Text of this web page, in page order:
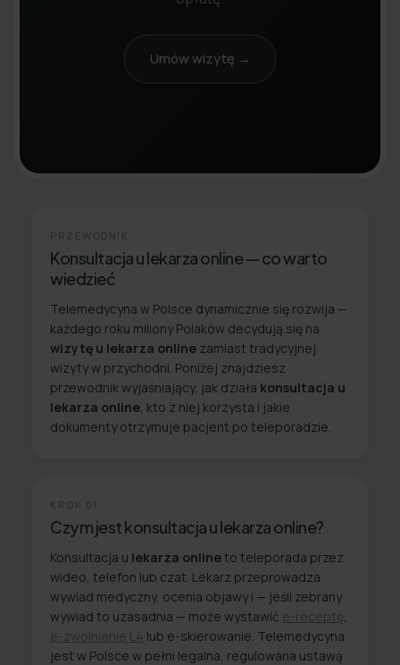
Umów wizytę →
PRZEWODNIK
Konsultacja u lekarza online — co warto
wiedzieć
Telemedycyna w Polsce dynamicznie się rozwija —
każdego roku miliony Polaków decydują się na
wizytę u lekarza online zamiast tradycyjnej
wizyty w przychodni. Poniżej znajdziesz
przewodnik wyjaśniający, jak działa konsultacja u
lekarza online , kto z niej korzysta i jakie
dokumenty otrzymuje pacjent po teleporadzie.
KROK 01
Czym jest konsultacja u lekarza online?
Konsultacja u lekarza onlineto teleporada przez
wideo, telefon lub czat. Lekarz przeprowadza
wywiad medyczny, ocenia objawy i — jeśli zebrany
wywiad to uzasadnia — może wystawić e-receptę
e-zwolnienie L4 lub e-skierowanie. Telemedycyna
jest w Polsce w pełni legalna, regulowana ustawą